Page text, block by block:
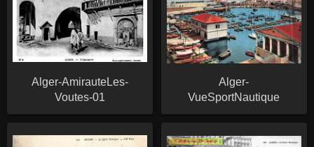
Alger-AmirauteLes-
Voutes-01
Alger-
VueSportNautique